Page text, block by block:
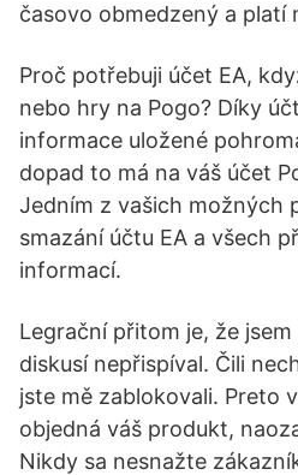
časovo obmedzený a platí
Proč potřebuji účet EA,
nebo hry na Pogo? Díky
informace uložené
dopad to má na váš účet
Jedním z vašich možných
smazání účtu EA a všech
informací.
Legrační přitom je, že
diskusí nepřispíval. Čili
jste mě zablokovali. Preto
objedná váš produkt,
Nikdy sa nesnažte